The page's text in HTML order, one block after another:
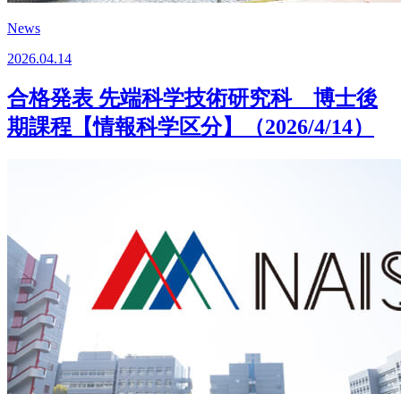
News
2026.04.14
合格発表 先端科学技術研究科 博士後
期課程【情報科学区分】（2026/4/14）